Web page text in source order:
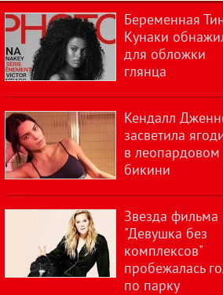
Беременная
Кунаки
для обложки
глянца
Кендалл
засветила
в леопардовом
бикини
Звезда фильма
"Девушка без
комплексов"
пробежалась
по парку